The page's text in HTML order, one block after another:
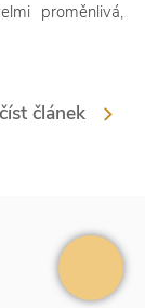
proměnlivá,
článek